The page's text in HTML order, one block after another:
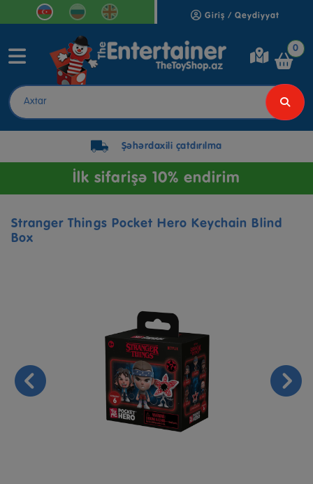
Giriş / Qeydiyyat
0
Şəhərdaxili çatdırılma
İlk sifarişə 10% endirim
Stranger Things Pocket Hero Keychain Blind
Box